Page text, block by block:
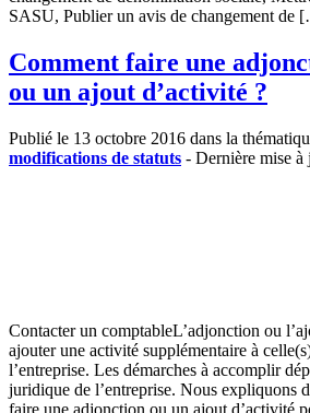
SASU, Publier un avis de changement de
Comment faire une
ou un ajout d’activité ?
Publié le 13 octobre 2016 dans la
modifications de statuts - Dernière mise
Contacter un comptableL’adjonction ou
ajouter une activité supplémentaire à
l’entreprise. Les démarches à accomplir
juridique de l’entreprise. Nous expliquons
faire une adjonction ou un ajout d’activité